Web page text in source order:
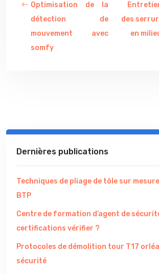
Optimisation de la
détection de
mouvement avec
somfy
des
en
Dernières publications
Techniques de pliage de tôle sur
BTP
Centre de formation d’agent de
certifications vérifier ?
Protocoles de démolition tour T17
sécurité